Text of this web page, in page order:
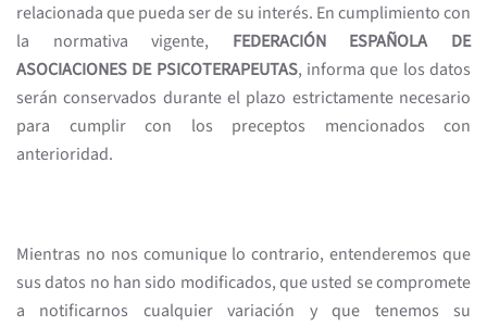
relacionada que pueda ser de su interés. En cumplimiento con
la normativa vigente, FEDERACIÓN ESPAÑOLA DE
ASOCIACIONES DE PSICOTERAPEUTAS, informa que los datos
serán conservados durante el plazo estrictamente necesario
para cumplir con los preceptos mencionados con
anterioridad.
Mientras no nos comunique lo contrario, entenderemos que
sus datos no han sido modificados, que usted se compromete
a notificarnos cualquier variación y que tenemos su